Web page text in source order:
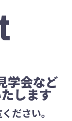
学会など
します
ださい。